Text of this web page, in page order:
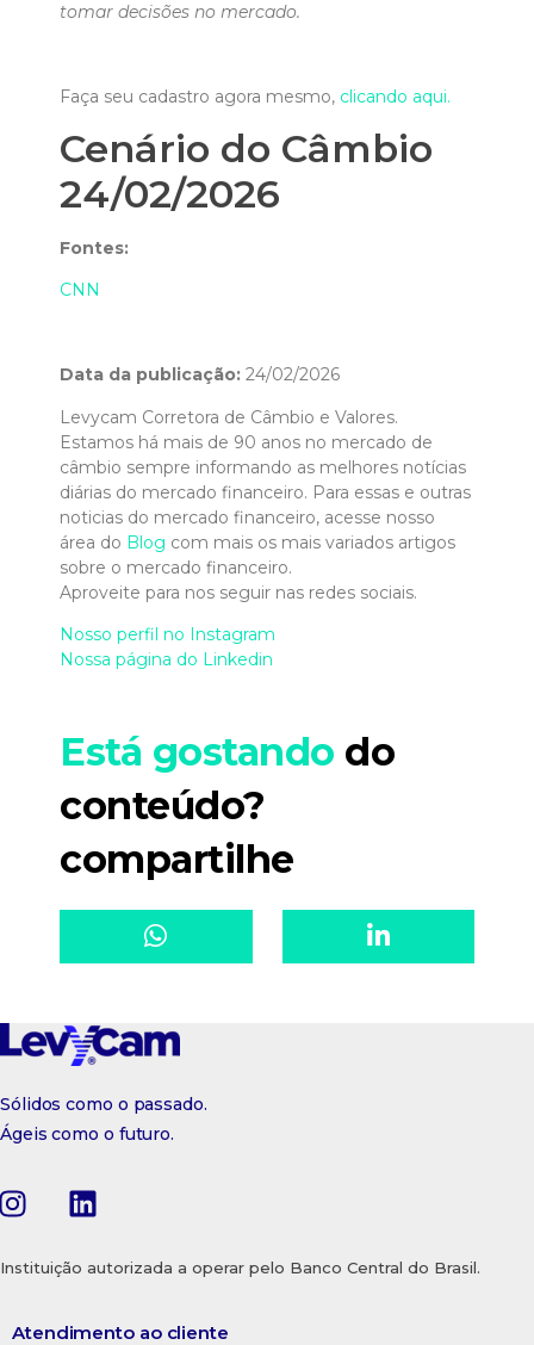
tomar decisões no mercado.
Faça seu cadastro agora mesmo, clicando aqui.
Cenário do Câmbio
24/02/2026
Fontes:
CNN
Data da publicação: 24/02/2026
Levycam Corretora de Câmbio e Valores.
Estamos há mais de 90 anos no mercado de
câmbio sempre informando as melhores notícias
diárias do mercado financeiro. Para essas e outras
noticias do mercado financeiro, acesse nosso
área do Blog com mais os mais variados artigos
sobre o mercado financeiro.
Aproveite para nos seguir nas redes sociais.
Nosso perfil no Instagram
Nossa página do Linkedin
Está gostando do
conteúdo?
compartilhe
Sólidos como o passado.
Ágeis como o futuro.
Instituição autorizada a operar pelo Banco Central do Brasil.
Atendimento ao cliente